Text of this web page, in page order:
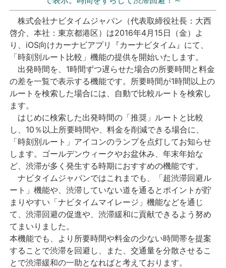
個人向けサービス
法人向けサービス
採用情報
English
株式会社ナビタイムジャパン（代表取締役社長：大西
啓介、本社：東京都港区）は2016年4月15日（金）よ
り、iOS向けカーナビアプリ『カーナビタイム』にて、
「時刻別ルート比較」機能の提供を開始いたします。
出発時間を、1時間ずつ遅らせた場合の所要時間と料金
の差を一覧で表示する機能です。所要時間が1時間以上の
ルートを検索した場合には、自動で比較ルートを検索し
ます。
はじめに検索した出発時間の「推奨」ルートと比較
し、10％以上所要時間や、料金を削減できる場合に、
「時刻別ルート」アイコンのランプを点灯してお知らせ
します。ゴールデンウィークやお盆休み、年末年始な
ど、渋滞が多く発生する時期におすすめの機能です。
ナビタイムジャパンではこれまでも、「超渋滞回避ル
ート」機能や、渋滞していない道を通るとポイントが貯
まりやすい「ナビタイムマイレージ」機能などを通じ
て、渋滞回避の促進や、渋滞緩和に貢献できるよう努め
てまいりました。
本機能でも、より所要時間や料金の少ない時間帯を提案
することで渋滞を回避し、また、交通量を分散させるこ
とで渋滞緩和の一助となればと考えております。